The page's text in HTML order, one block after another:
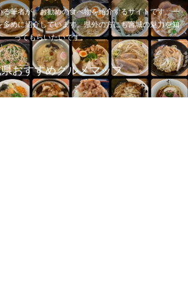
筆者が、お勧めの食べ物を紹介するサイトです。一
めに紹介しています。県外の方にも宮城の魅力を知
ってもらいたいです。
おすすめグルメマップ